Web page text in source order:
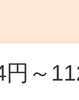
～